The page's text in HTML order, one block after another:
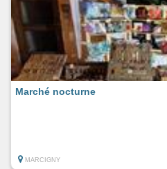
Marché nocturne
MARCIGNY